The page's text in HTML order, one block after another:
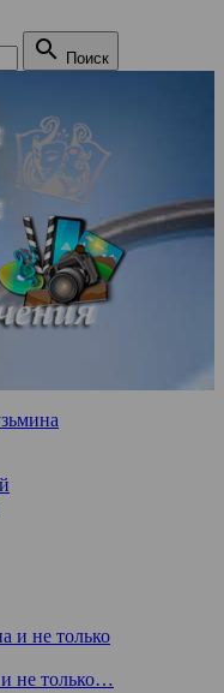
 Поиск
и не только
не только…